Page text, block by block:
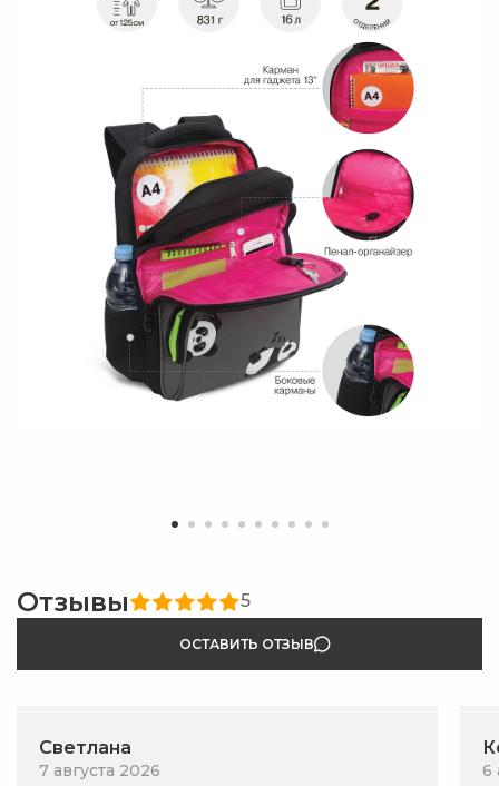
Отзывы 5
ОСТАВИТЬ ОТЗЫВ
Светлана
7 августа 2026 6